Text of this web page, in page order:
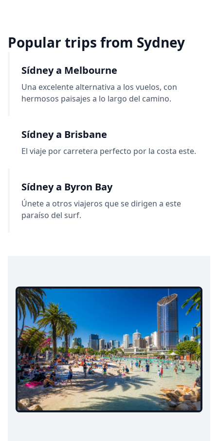
Popular trips from Sydney
Sídney a Melbourne
Una excelente alternativa a los vuelos, con
hermosos paisajes a lo largo del camino.
Sídney a Brisbane
El viaje por carretera perfecto por la costa este.
Sídney a Byron Bay
Únete a otros viajeros que se dirigen a este
paraíso del surf.